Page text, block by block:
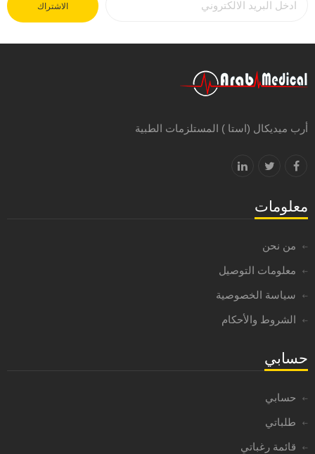
الاشتراك
أرب ميديكال (استا ) المستلزمات الطبية
معلومات
من نحن
معلومات التوصيل
سياسة الخصوصية
الشروط والأحكام
حسابي
حسابي
طلباتي
قائمة رغباتي